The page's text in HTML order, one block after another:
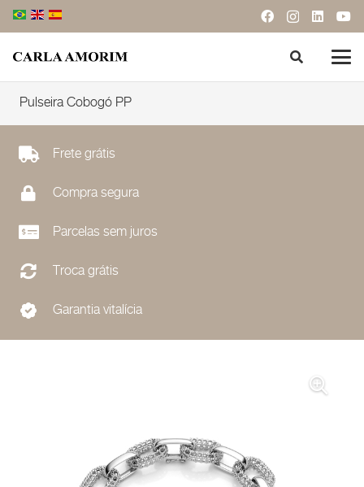
Pulseira Cobogó PP
Frete grátis
Compra segura
Parcelas sem juros
Troca grátis
Garantia vitalícia